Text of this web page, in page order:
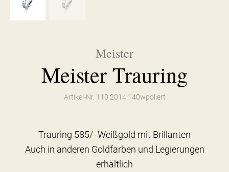
Meister
Meister Trauring
Artikel-Nr. 110.2014.140wpoliert
Trauring 585/- Weißgold mit Brillanten
Auch in anderen Goldfarben und Legierungen
erhältlich